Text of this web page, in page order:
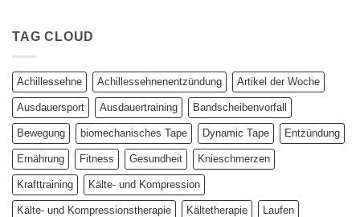
Parameter
Studienergebnisse
unter
der
TAG CLOUD
Achillessehne Achillessehnenentzündung Artikel der Woche
Ausdauersport Ausdauertraining Bandscheibenvorfall
Bewegung biomechanisches Tape Dynamic Tape Entzündung
Ernährung Fitness Gesundheit Knieschmerzen
Krafttraining Kälte- und Kompression
Kälte- und Kompressionstherapie Kältetherapie Laufen